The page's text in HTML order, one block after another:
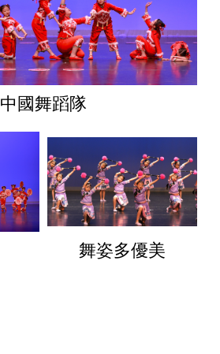
中國舞蹈隊
舞姿多優美